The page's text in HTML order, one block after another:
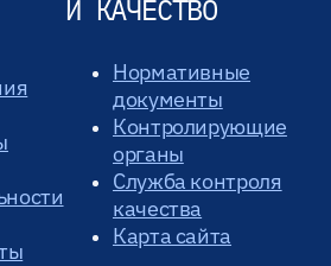
И КАЧЕСТВО
Нормативные
документы
Контролирующие
органы
Служба контроля
качества
Карта сайта